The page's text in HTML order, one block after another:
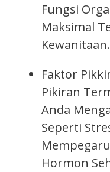
Fungsi
Maksimal
Kewanitaan.
Faktor
Pikiran
Anda
Seperti
Hormon